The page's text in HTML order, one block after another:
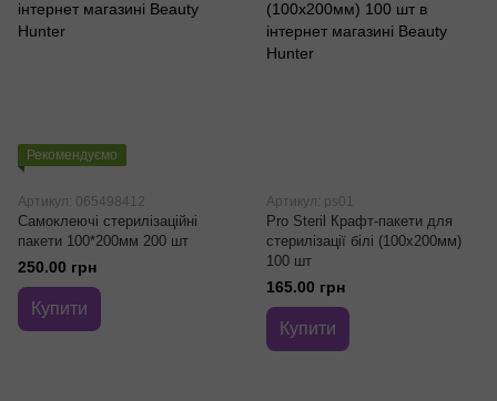
Рекомендуємо
Артикул: 065498412
Самоклеючі стерилізаційні
пакети 100*200мм 200 шт
250.00 грн
Купити
Артикул: ps01
Pro Steril Крафт-пакети для
стерилізації білі (100х200мм)
100 шт
165.00 грн
Купити